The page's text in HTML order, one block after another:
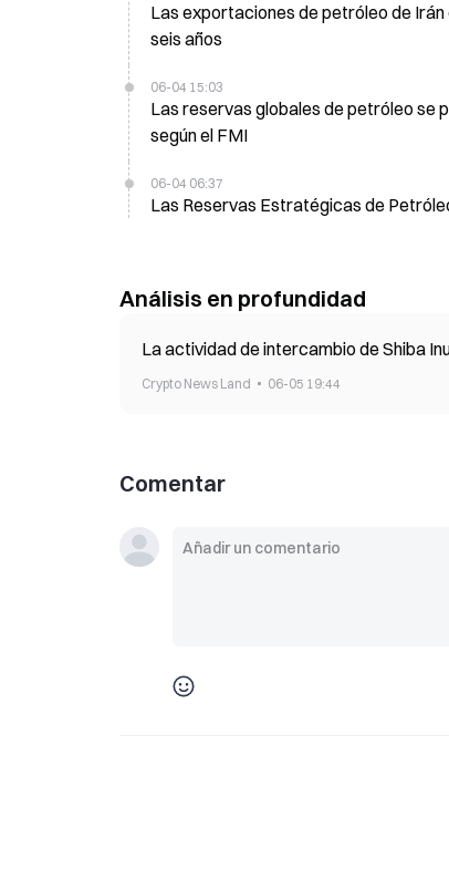
Las exportaciones de petróleo de
seis años
06-04 15:03
Las reservas globales de petróleo se
según el FMI
06-04 06:37
Las Reservas Estratégicas de
Análisis en profundidad
La actividad de intercambio de Shiba
Crypto News Land 06-05 19:44
Comentar